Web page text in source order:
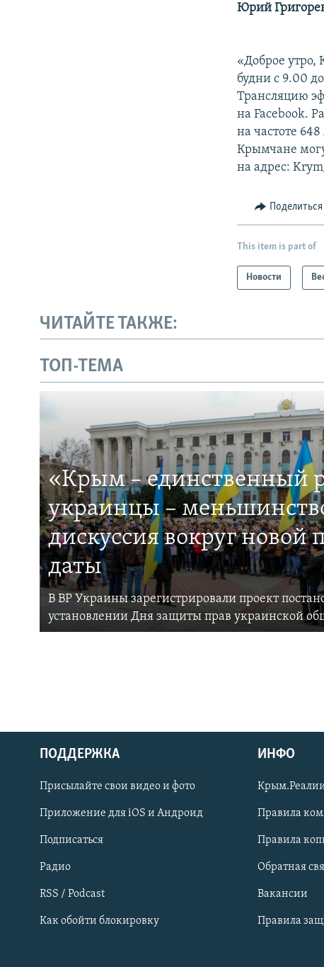
Українською
Qırımtatar
ПРИСОЕДИНЯЙТЕСЬ!
Юрий
«Доброе утро,
будни с 9.00
Трансляцию
на Facebook.
на частоте
Крымчане
на адрес:
Поделиться
This item is part of
Новости
ЧИТАЙТЕ ТАКЖЕ:
ТОП-ТЕМА
«Крым – единственный
украинцы –
дискуссия вокруг новой
даты
В ВР Украины зарегистрировали проект
установлении Дня защиты прав украинской
ПОДДЕРЖКА
Присылайте свои видео и фото
Приложение для iOS и Андроид
Подписаться
Радио
RSS / Podcast
Как обойти блокировку
ИНФО
Правила
Правила
Обратная
Вакансии
Правила